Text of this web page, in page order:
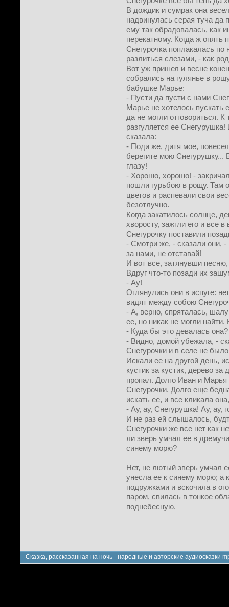
В дождик и сумрак она
надвинулась серая туча да
ему так обрадовалась, как
перекатному. Когда ж опять
Снегурочка поплакалась по
разлиться слезами, - как
Вот уж пришел и весне
собрались на гулянье в
бабушке Марье:
- Пусти да пусти с нами
Марье не хотелось пускать
да не могли отговориться.
разгуляется ее
сказала:
- Поди же, дитя мое,
берегите мою Снегурушку...
глазу!
- Хорошо, хорошо! -
пошли гурьбою в рощу. Там
цветов и распевали свои
безотлучно.
Когда закатилось солнце,
хворосту, зажгли его и все
Снегурочку поставили
- Смотри же, - сказали они,
за нами, не отставай!
И вот все, затянувши песню,
Вдруг что-то позади их
- Ау!
Оглянулись они в испуге:
видят между собою
- А, верно, спряталась,
ее, но никак не могли
- Куда бы это девалась
- Видно, домой убежала, -
Снегурочки и в селе не
Искали ее на другой день,
кустик за кустик, дерево
пропал. Долго Иван и Марья
Снегурочки. Долго еще
искать ее, и все кликала
- Ау, ау, Снегурушка! Ау, ау,
И не раз ей слышалось,
Снегурочки же все нет как
ли зверь умчал ее в
синему морю?
Нет, не лютый зверь умчал
унесла ее к синему морю; а
подружками и вскочила в
паром, свилась в тонкое
поднебесную.
Сказка, рассказанная на ночь - народные и авторские аудиосказки